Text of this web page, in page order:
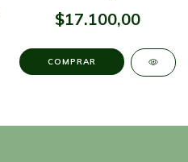
$17.100,00